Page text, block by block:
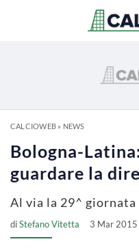
CALCIOWEB» NEWS
Bologna-
guardare la
Al via la 29^
diStefano Vitetta 3 Mar